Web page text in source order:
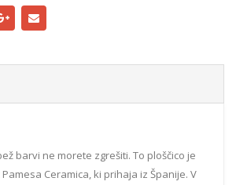
barvi ne morete zgrešiti. To ploščico je
Ceramica, ki prihaja iz Španije. V